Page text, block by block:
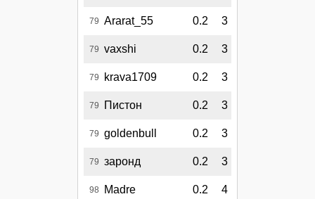
79 Ararat_55 0.2 3
79 vaxshi 0.2 3
79 krava1709 0.2 3
79 Пистон 0.2 3
79 goldenbull 0.2 3
79 заронд 0.2 3
98 Madre 0.2 4